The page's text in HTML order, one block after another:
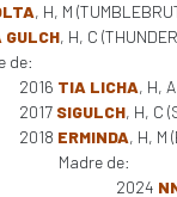
, H, M
GULCH, H, C
de:
2016 TIA LICHA, H,
2017 SIGULCH, H, C
2018 ERMINDA, H, M
Madre de:
2024